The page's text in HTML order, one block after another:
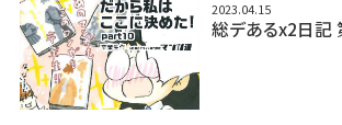
2023.04.15
総デあるx2日